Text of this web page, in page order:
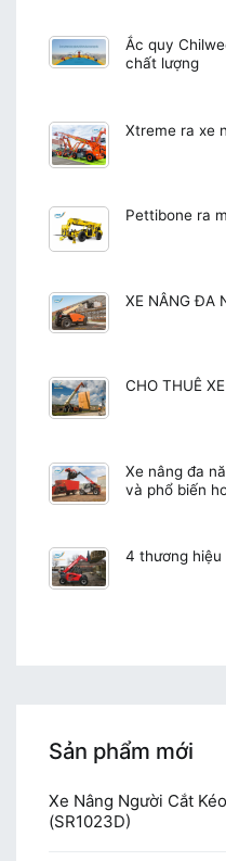
Ắc quy
chất lượng
Xtreme ra xe
Pettibone ra
XE NÂNG ĐA
CHO THUÊ
Xe nâng đa
và phổ biến
4 thương hiệu
Sản phẩm mới
Xe Nâng Người Cắt
(SR1023D)